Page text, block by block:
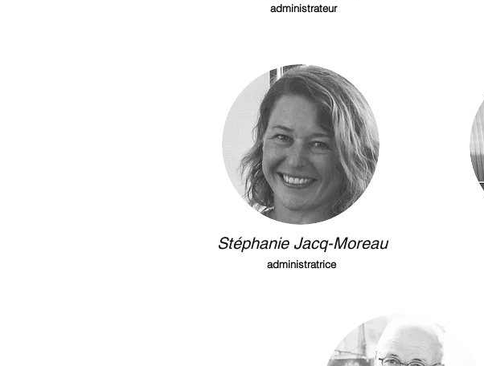
administrateur
Stéphanie Jacq-Moreau
administratrice